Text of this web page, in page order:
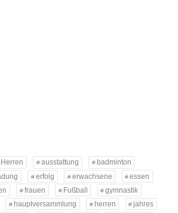
ausstattung
badminton
erfolg erwachsene
essen
frauen Fußball
gymnastik
hauptversammlung herren
jahres